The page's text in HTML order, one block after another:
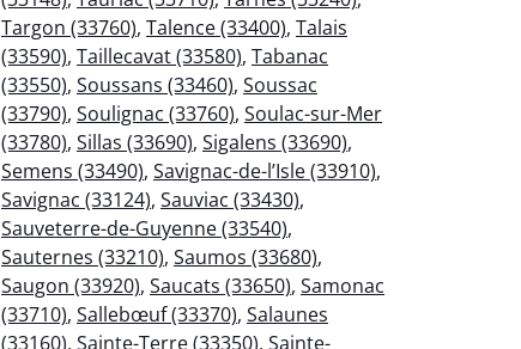
Targon (33760), Talence (33400), Talais
(33590), Taillecavat (33580), Tabanac
(33550), Soussans (33460), Soussac
(33790), Soulignac (33760), Soulac-sur-Mer
(33780), Sillas (33690), Sigalens (33690),
Semens (33490), Savignac-de-l’Isle (33910),
Savignac (33124), Sauviac (33430),
Sauveterre-de-Guyenne (33540),
Sauternes (33210), Saumos (33680),
Saugon (33920), Saucats (33650), Samonac
(33710), Sallebœuf (33370), Salaunes
(33160), Sainte-Terre (33350), Sainte-